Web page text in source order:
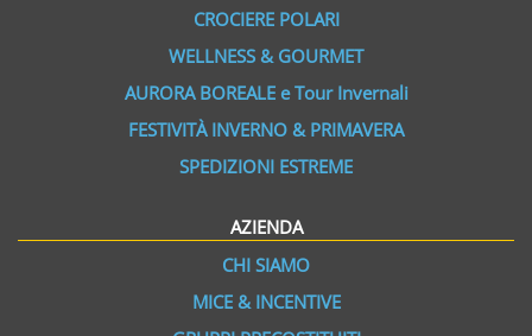
CROCIERE POLARI
WELLNESS & GOURMET
AURORA BOREALE e Tour Invernali
FESTIVITÀ INVERNO & PRIMAVERA
SPEDIZIONI ESTREME
AZIENDA
CHI SIAMO
MICE & INCENTIVE